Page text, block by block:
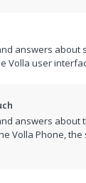
answers about
Volla user
answers about
Volla Phone,